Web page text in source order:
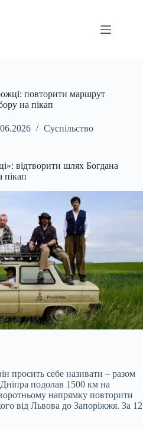
повторити маршрут
на пікап
Суспільство
відтворити шлях Богдана
пікап
просить себе називати – разом
подолав 1500 км на
напрямку повторити
від Львова до Запоріжжя. За 12